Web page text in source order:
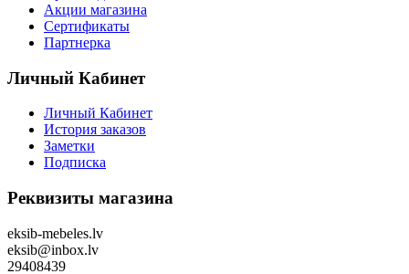
Акции магазина
Сертификаты
Партнерка
Личный Кабинет
Личный Кабинет
История заказов
Заметки
Подписка
Реквизиты магазина
eksib-mebeles.lv
eksib@inbox.lv
29408439